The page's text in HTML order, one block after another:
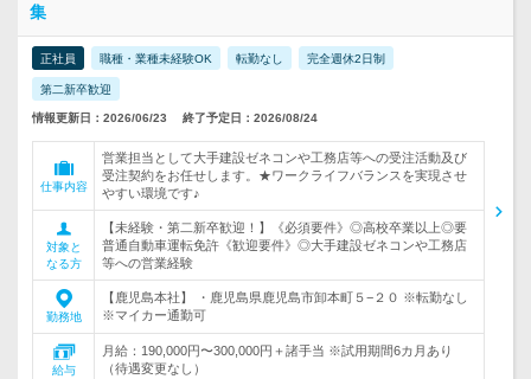
集
正社員 職種・業種未経験OK 転勤なし 完全週休2日制
第二新卒歓迎
情報更新日：2026/06/23 終了予定日：2026/08/24
仕事内容
営業担当として大手建設ゼネコンや工務店等への受注活動及び
受注契約をお任せします。★ワークライフバランスを実現させ
やすい環境です♪
対象と
なる方
【未経験・第二新卒歓迎！】《必須要件》◎高校卒業以上◎要
普通自動車運転免許《歓迎要件》◎大手建設ゼネコンや工務店
等への営業経験
勤務地
【鹿児島本社】 ・鹿児島県鹿児島市卸本町５−２０ ※転勤なし
※マイカー通勤可
給与
月給：190,000円〜300,000円＋諸手当 ※試用期間6カ月あり
（待遇変更なし）